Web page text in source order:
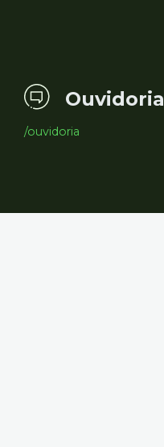
Ouvidoria
/ouvidoria